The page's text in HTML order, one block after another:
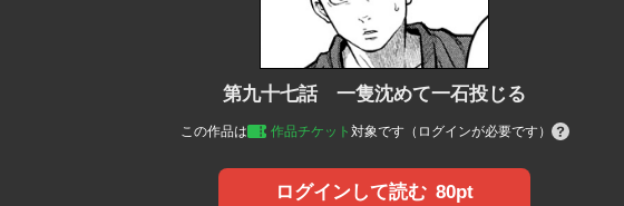
第九十七話 一隻沈めて一石投じる
この作品は 作品チケット 対象です（ログインが必要です）
ログインして読む 80pt